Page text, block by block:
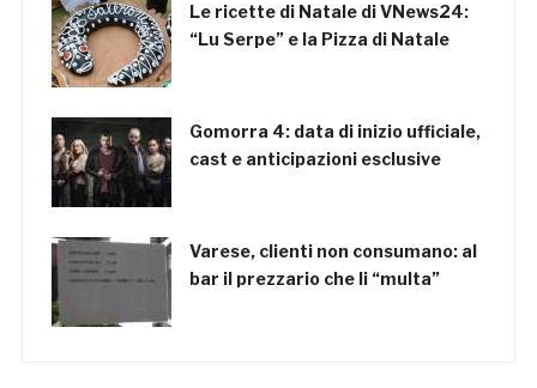
Le ricette di Natale di VNews24:
“Lu Serpe” e la Pizza di Natale
Gomorra 4: data di inizio ufficiale,
cast e anticipazioni esclusive
Varese, clienti non consumano: al
bar il prezzario che li “multa”